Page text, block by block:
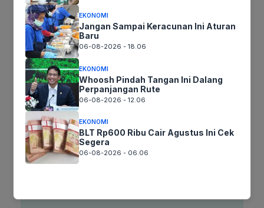
Nama
Surel
Situs
web
Simpan nama, email, dan situs web saya pada peramban ini
untuk komentar saya berikutnya.
EKONOMI
Jangan Sampai Keracunan Ini Aturan
Baru
06-08-2026 - 18.06
EKONOMI
Whoosh Pindah Tangan Ini Dalang
Perpanjangan Rute
06-08-2026 - 12.06
EKONOMI
BLT Rp600 Ribu Cair Agustus Ini Cek
Segera
06-08-2026 - 06.06